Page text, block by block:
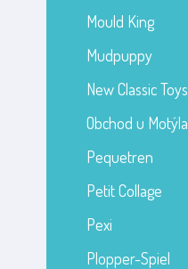
Mould King
Mudpuppy
New Classic Toys
Obchod u Motýla
Pequetren
Petit Collage
Pexi
Plopper-Spiel